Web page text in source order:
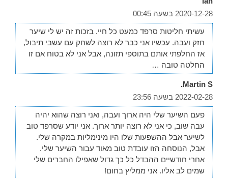
2020-12-28 בשעה 00:45
עשיתי חליטות סרפד כמעט כל חיי. בזכות זה יש לי שיער
חזק ועבה. עכשיו אני כבר לא רוצה לשחק עם עשבי תיבול,
אז החלפתי אותם בתוספי תזונה, אבל אני לא בטוח אם זו
החלטה טובה …
Martin S.
2022-02-28 בשעה 23:56
פעם השיער שלי היה ארוך ועבה, ואני רוצה שהוא יהיה
עבה שוב, כי אני לא רוצה יותר ארוך. אני יודע שסרפד טוב
לשיער אבל ההשפעות שלו היו מינימליות במקרה שלי.
אבל, הנוסחה הזו עובדת טוב מאוד עבור השיער שלי.
אחרי חודשיים ההבדל כל כך גדול שאפילו החברים שלי
שמים לב אליו. אני ממליץ בחום!